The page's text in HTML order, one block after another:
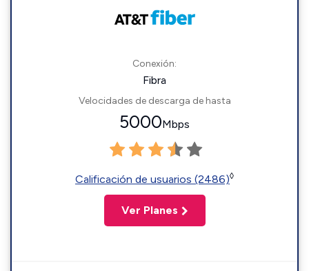
Conexión:
Fibra
Velocidades de descarga de hasta
5000Mbps
Calificación de usuarios (2486)◊
Ver Planes